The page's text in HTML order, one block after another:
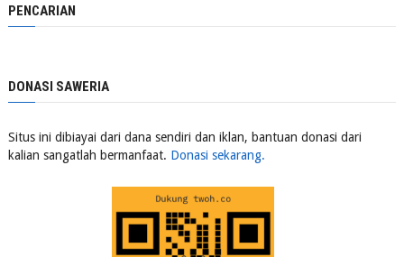
PENCARIAN
DONASI SAWERIA
Situs ini dibiayai dari dana sendiri dan iklan, bantuan donasi dari
kalian sangatlah bermanfaat. Donasi sekarang.